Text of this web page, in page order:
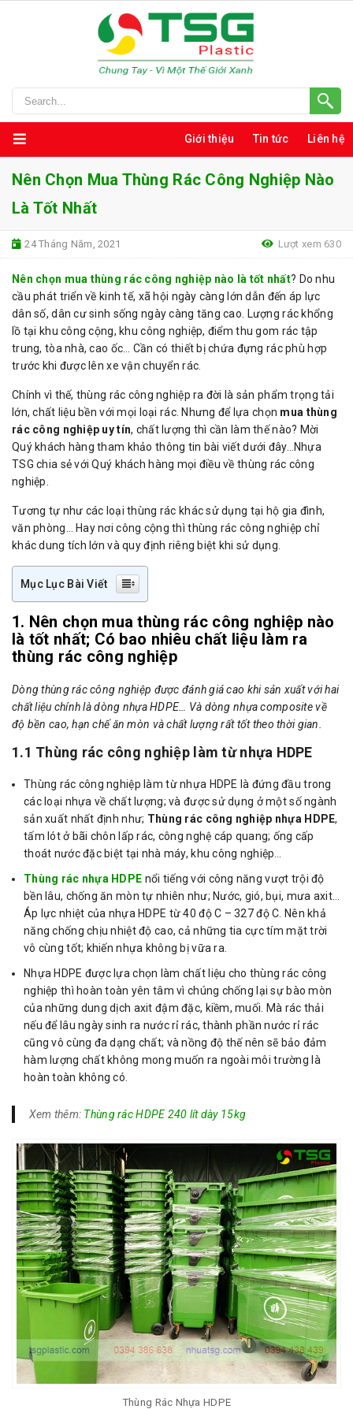
Giới thiệu Tin tức Liên hệ
Nên Chọn Mua Thùng Rác Công Nghiệp Nào
Là Tốt Nhất
24 Tháng Năm, 2021 Lượt xem 630
Nên chọn mua thùng rác công nghiệp nào là tốt nhất? Do nhu
cầu phát triển về kinh tế, xã hội ngày càng lớn dẫn đến áp lực
dân số, dân cư sinh sống ngày càng tăng cao. Lượng rác khổng
lồ tại khu công cộng, khu công nghiệp, điểm thu gom rác tập
trung, tòa nhà, cao ốc… Cần có thiết bị chứa đựng rác phù hợp
trước khi được lên xe vận chuyển rác.
Chính vì thế, thùng rác công nghiệp ra đời là sản phẩm trọng tải
lớn, chất liệu bền với mọi loại rác. Nhưng để lựa chọn mua thùng
rác công nghiệp uy tín, chất lượng thì cần làm thế nào? Mời
Quý khách hàng tham khảo thông tin bài viết dưới đây…Nhựa
TSG chia sẻ với Quý khách hàng mọi điều về thùng rác công
nghiệp.
Tương tự như các loại thùng rác khác sử dụng tại hộ gia đình,
văn phòng… Hay nơi công cộng thì thùng rác công nghiệp chỉ
khác dung tích lớn và quy định riêng biệt khi sử dụng.
Mục Lục Bài Viết
1. Nên chọn mua thùng rác công nghiệp nào
là tốt nhất; Có bao nhiêu chất liệu làm ra
thùng rác công nghiệp
Dòng thùng rác công nghiệp được đánh giá cao khi sản xuất với hai
chất liệu chính là dòng nhựa HDPE… Và dòng nhựa composite về
độ bền cao, hạn chế ăn mòn và chất lượng rất tốt theo thời gian.
1.1 Thùng rác công nghiệp làm từ nhựa HDPE
Thùng rác công nghiệp làm từ nhựa HDPE là đứng đầu trong
các loại nhựa về chất lượng; và được sử dụng ở một số ngành
sản xuất nhất định như; Thùng rác công nghiệp nhựa HDPE,
tấm lót ở bãi chôn lấp rác, công nghệ cáp quang; ống cấp
thoát nước đặc biệt tại nhà máy, khu công nghiệp…
Thùng rác nhựa HDPE nổi tiếng với công năng vượt trội độ
bền lâu, chống ăn mòn tự nhiên như; Nước, gió, bụi, mưa axit…
Áp lực nhiệt của nhựa HDPE từ 40 độ C – 327 độ C. Nên khả
năng chống chịu nhiệt độ cao, cả những tia cực tím mặt trời
vô cùng tốt; khiến nhựa không bị vữa ra.
Nhựa HDPE được lựa chọn làm chất liệu cho thùng rác công
nghiệp thì hoàn toàn yên tâm vì chúng chống lại sự bào mòn
của những dung dịch axit đậm đặc, kiềm, muối. Mà rác thải
nếu để lâu ngày sinh ra nước rỉ rác, thành phần nước rỉ rác
cũng vô cùng đa dạng chất; và nồng độ thế nên sẽ bảo đảm
hàm lượng chất không mong muốn ra ngoài môi trường là
hoàn toàn không có.
Xem thêm: Thùng rác HDPE 240 lít dày 15kg
Thùng Rác Nhựa HDPE